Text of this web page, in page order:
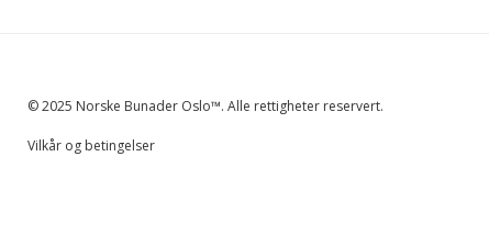
© 2025 Norske Bunader Oslo™. Alle rettigheter reservert.
Vilkår og betingelser